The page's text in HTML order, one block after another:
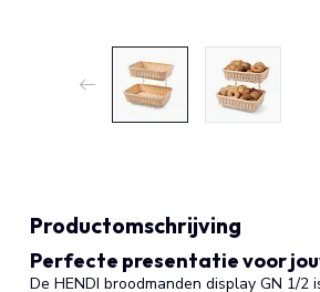
Productomschrijving
Perfecte presentatie voor
De HENDI broodmanden display GN 1/